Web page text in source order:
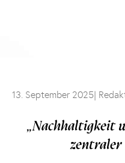
13. September 2025|
„Nachhaltigkeit
zentraler